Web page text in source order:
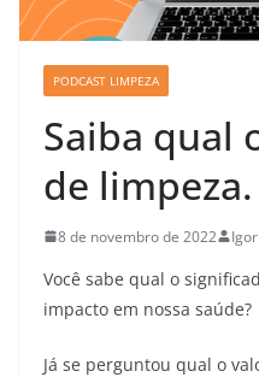
PODCAST LIMPEZA
Saiba qual
de limpeza.
8 de novembro de 2022 Igor
Você sabe qual o
impacto em nossa saúde?
Já se perguntou qual o